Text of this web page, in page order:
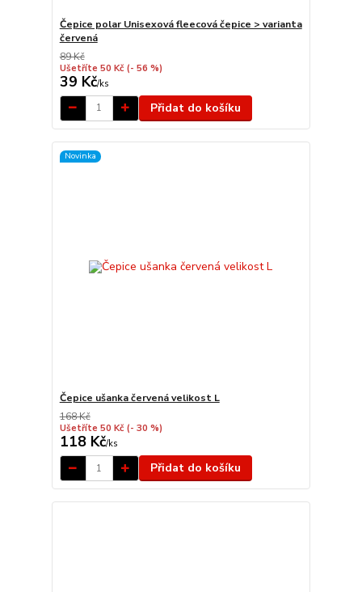
Čepice polar Unisexová fleecová čepice > varianta
červená
89 Kč
Ušetříte 50 Kč (- 56 %)
39 Kč/ks
Přidat do košíku
Novinka
Čepice ušanka červená velikost L
168 Kč
Ušetříte 50 Kč (- 30 %)
118 Kč/ks
Přidat do košíku